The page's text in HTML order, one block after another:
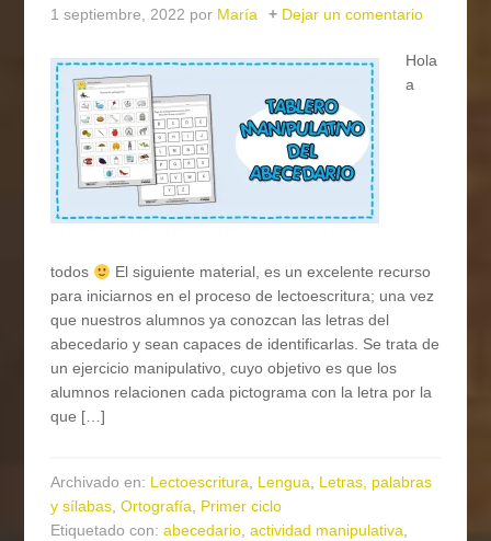
1 septiembre, 2022 por María Dejar un comentario
Hola
a
todos
El siguiente material, es un excelente recurso
para iniciarnos en el proceso de lectoescritura; una vez
que nuestros alumnos ya conozcan las letras del
abecedario y sean capaces de identificarlas. Se trata de
un ejercicio manipulativo, cuyo objetivo es que los
alumnos relacionen cada pictograma con la letra por la
que […]
Archivado en: Lectoescritura, Lengua, Letras, palabras
y sílabas,Ortografía, Primer ciclo
Etiquetado con:abecedario,actividad manipulativa,